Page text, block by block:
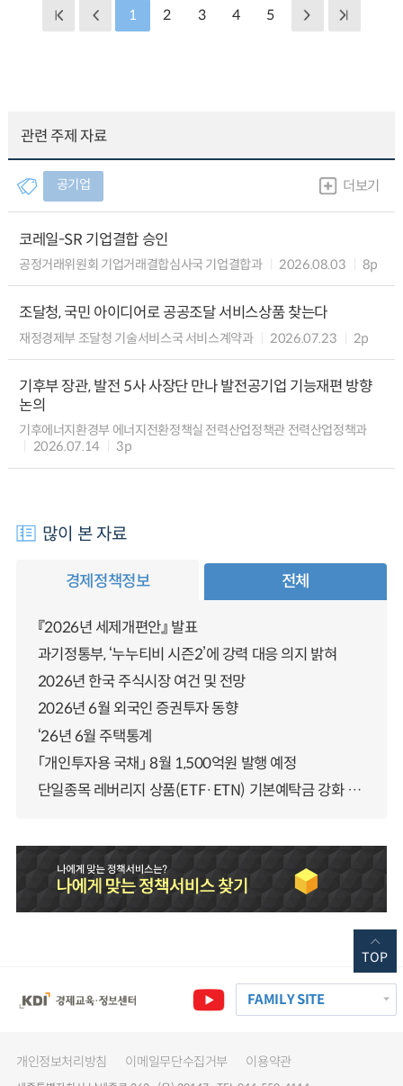
1 2 3 4 5
관련 주제 자료
공기업 더보기
코레일-SR 기업결합 승인
공정거래위원회 기업거래결합심사국 기업결합과 2026.08.03 8p
조달청, 국민 아이디어로 공공조달 서비스상품 찾는다
재정경제부 조달청 기술서비스국 서비스계약과 2026.07.23 2p
기후부 장관, 발전 5사 사장단 만나 발전공기업 기능재편 방향
논의
기후에너지환경부 에너지전환정책실 전력산업정책관 전력산업정책과
2026.07.14
3p
많이 본 자료
경제정책정보 전체
『2026년 세제개편안』 발표
과기정통부, ‘누누티비 시즌2’에 강력 대응 의지 밝혀
2026년 한국 주식시장 여건 및 전망
2026년 6월 외국인 증권투자 동향
‘26년 6월 주택통계
「개인투자용 국채」 8월 1,500억원 발행 예정
단일종목 레버리지 상품(ETF·ETN) 기본예탁금 강화 조기시행 방안 안내
FAMILY SITE
개인정보처리방침 이메일무단수집거부 이용약관
TOP